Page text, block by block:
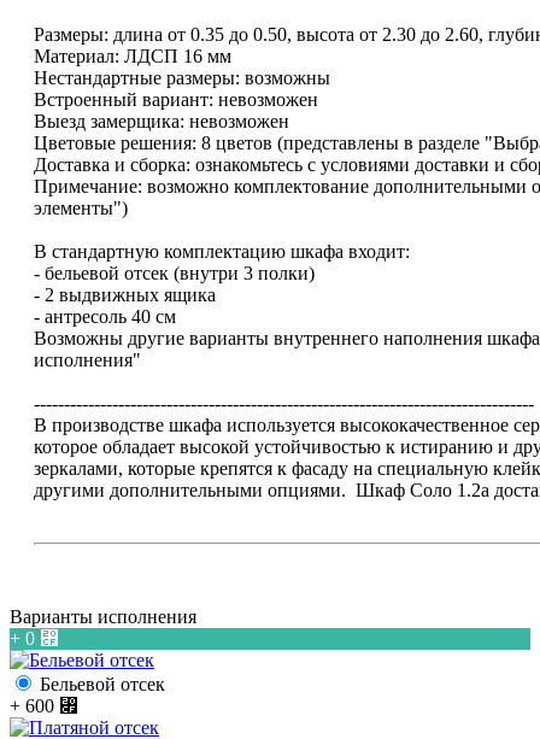
Размеры: длина от 0.35 до 0.50, высота от 2.30 до 2.60,
Материал: ЛДСП 16 мм
Нестандартные размеры: возможны
Встроенный вариант: невозможен
Выезд замерщика: невозможен
Цветовые решения: 8 цветов (представлены в разделе
Доставка и сборка: ознакомьтесь с условиями доставки и
Примечание: возможно комплектование дополнительными
элементы")
В стандартную комплектацию шкафа входит:
- бельевой отсек (внутри 3 полки)
- 2 выдвижных ящика
- антресоль 40 см
Возможны другие варианты внутреннего наполнения
исполнения"
-----------------------------------------------------------------------------------
В производстве шкафа используется
которое обладает высокой устойчивостью к истиранию и
зеркалами, которые крепятся к фасаду на специальную
другими дополнительными опциями. Шкаф Соло 1.2а
Варианты исполнения
+ 0 ⃏
Бельевой отсек
+ 600 ⃏